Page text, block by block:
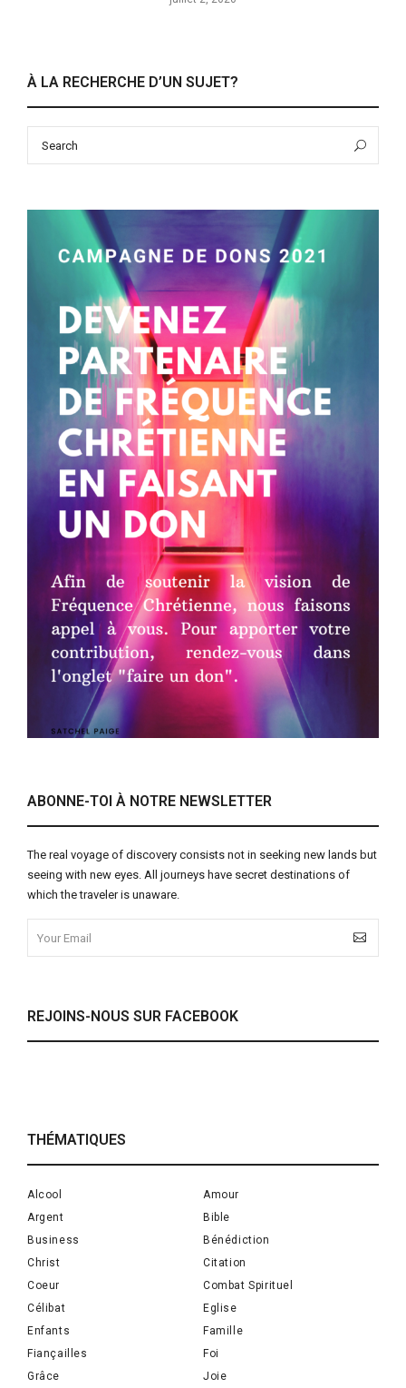
À LA RECHERCHE D’UN SUJET?
ABONNE-TOI À NOTRE NEWSLETTER
The real voyage of discovery consists not in seeking new lands but
seeing with new eyes. All journeys have secret destinations of
which the traveler is unaware.
REJOINS-NOUS SUR FACEBOOK
THÉMATIQUES
Alcool
Amour
Argent
Bible
Business
Bénédiction
Christ
Citation
Coeur
Combat Spirituel
Célibat
Eglise
Enfants
Famille
Fiançailles
Foi
Grâce
Joie